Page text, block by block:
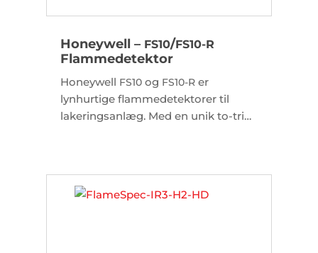
Honeywell – FS10/FS10-R
Flammedetektor
Honeywell FS10og FS10-Rer
lynhurtige flammedetektorer til
lakeringsanlæg. Med en unik to-trins